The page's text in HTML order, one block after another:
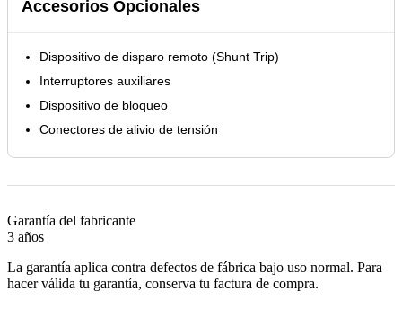
Accesorios Opcionales
Dispositivo de disparo remoto (Shunt Trip)
Interruptores auxiliares
Dispositivo de bloqueo
Conectores de alivio de tensión
Garantía del fabricante
3 años
La garantía aplica contra defectos de fábrica bajo uso normal. Para
hacer válida tu garantía, conserva tu factura de compra.